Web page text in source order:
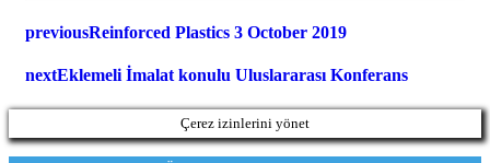
previousReinforced Plastics 3 October 2019
nextEklemeli İmalat konulu Uluslararası Konferans
Çerez izinlerini yönet